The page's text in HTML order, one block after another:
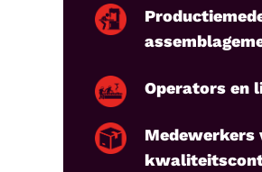
Operators en
Medewerkers